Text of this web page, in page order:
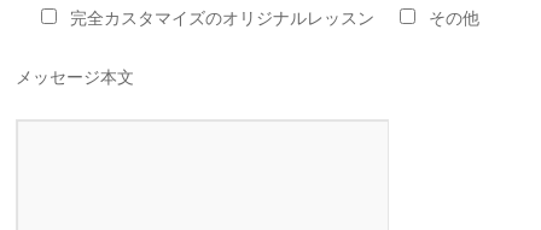
完全カスタマイズのオリジナルレッスン
その他
メッセージ本文